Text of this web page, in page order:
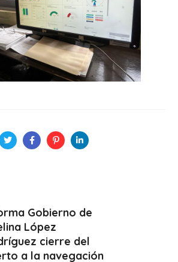
Gobierno de
López
cierre del
a la navegación